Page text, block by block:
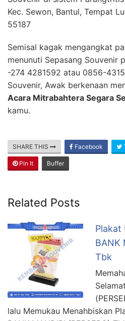
Kec. Sewon, Bantul, Tempat
55187
Semisal kagak mengangkat
menunuti Sepasang Souvenir
-274 4281592 atau 0856-
Souvenir, Awak berkenaan
Acara Mitrabahtera Segara
kamu.
SHARE THIS Facebook
Pin It Buffer
Related Posts
Plakat
BANK
Tbk
lalu Memukau Menahbiskan